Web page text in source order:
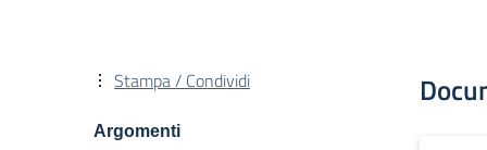
Stampa / Condividi
Argomenti